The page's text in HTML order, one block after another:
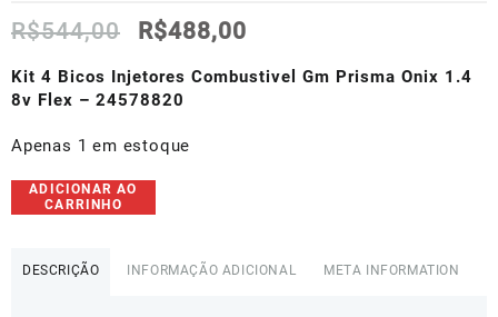
R$544,00
O
original
era:
R$488,00
atual
Kit 4 Bicos Injetores Combustivel Gm Prisma Onix 1.4
8v Flex – 24578820
Apenas 1 em estoque
Kit
4
Injetores
Combustivel
ADICIONAR AO
CARRINHO
DESCRIÇÃO INFORMAÇÃO ADICIONAL META INFORMATION